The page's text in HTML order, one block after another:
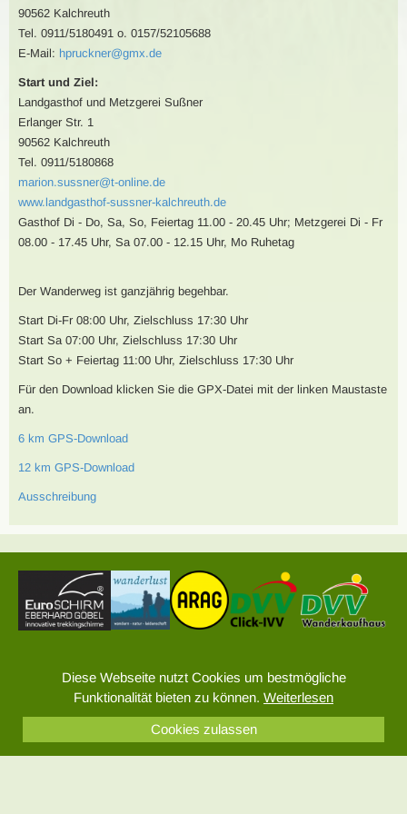
90562 Kalchreuth
Tel. 0911/5180491 o. 0157/52105688
E-Mail: hpruckner@gmx.de
Start und Ziel:
Landgasthof und Metzgerei Sußner
Erlanger Str. 1
90562 Kalchreuth
Tel. 0911/5180868
marion.sussner@t-online.de
www.landgasthof-sussner-kalchreuth.de
Gasthof Di - Do, Sa, So, Feiertag 11.00 - 20.45 Uhr; Metzgerei Di - Fr
08.00 - 17.45 Uhr, Sa 07.00 - 12.15 Uhr, Mo Ruhetag
Der Wanderweg ist ganzjährig begehbar.
Start Di-Fr 08:00 Uhr, Zielschluss 17:30 Uhr
Start Sa 07:00 Uhr, Zielschluss 17:30 Uhr
Start So + Feiertag 11:00 Uhr, Zielschluss 17:30 Uhr
Für den Download klicken Sie die GPX-Datei mit der linken Maustaste
an.
6 km GPS-Download
12 km GPS-Download
Ausschreibung
Impressum
Datenschutz
© 2026 DVV Wandern – Alle Rechte vorbehalten
Diese Webseite nutzt Cookies um bestmögliche
Funktionalität bieten zu können. Weiterlesen
Cookies zulassen